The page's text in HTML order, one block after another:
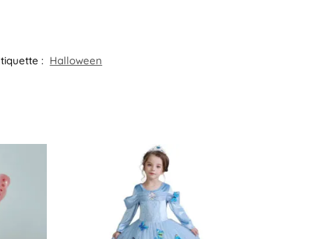
: Halloween